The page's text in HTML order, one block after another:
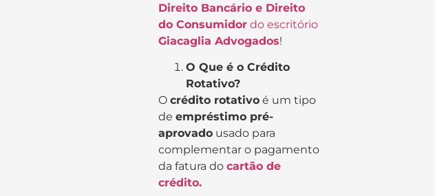
Direito Bancário e Direito
do Consumidor do escritório
Giacaglia Advogados!
O Que é o Crédito
Rotativo?
O crédito rotativo é um tipo
de empréstimo pré-
aprovado usado para
complementar o pagamento
da fatura do cartão de
crédito.